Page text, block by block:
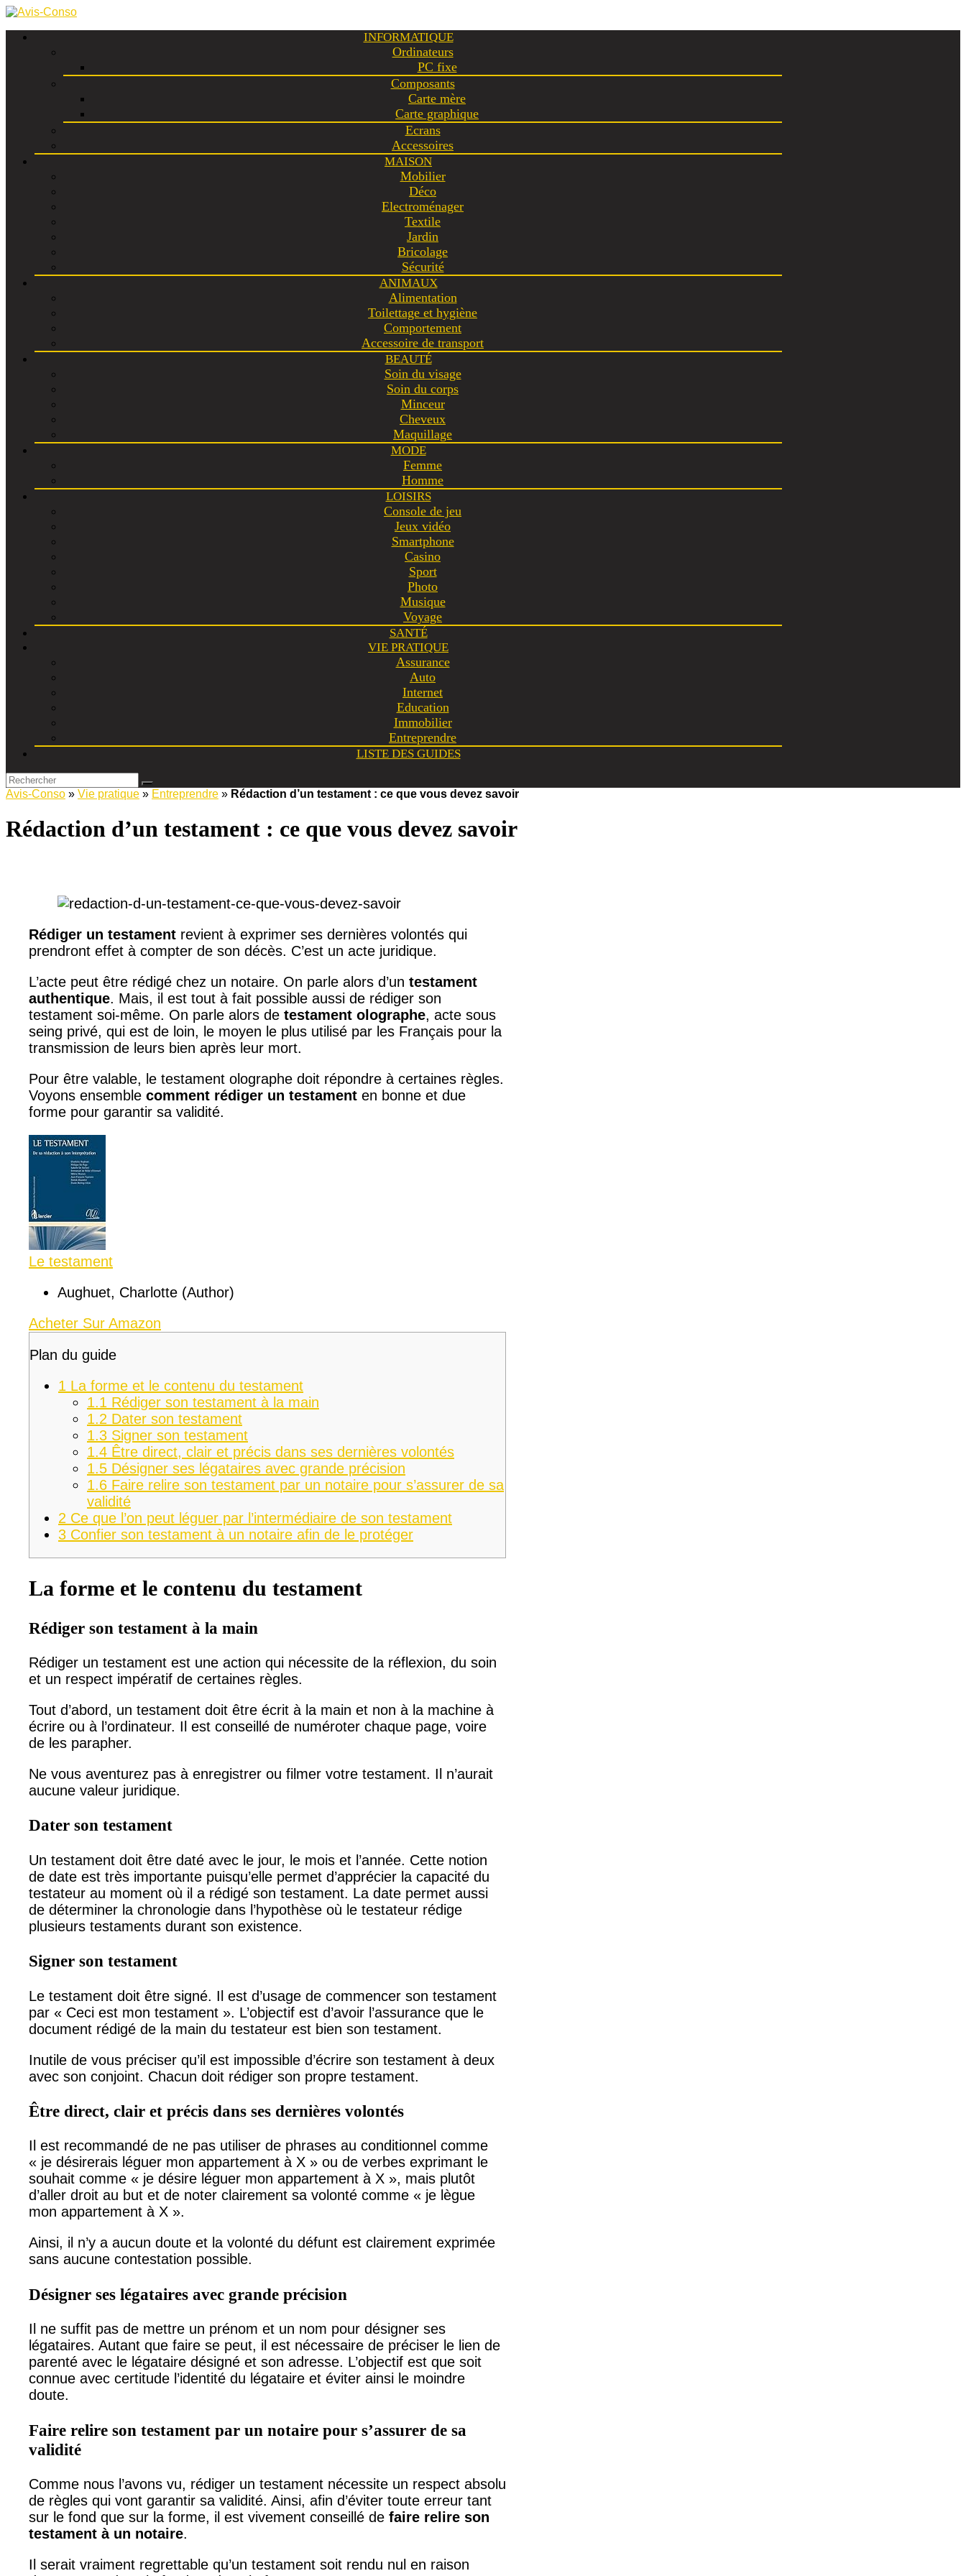
INFORMATIQUE
Ordinateurs
PC fixe
Composants
Carte mère
Carte graphique
Ecrans
Accessoires
MAISON
Mobilier
Déco
Electroménager
Textile
Jardin
Bricolage
Sécurité
ANIMAUX
Alimentation
Toilettage et hygiène
Comportement
Accessoire de transport
BEAUTÉ
Soin du visage
Soin du corps
Minceur
Cheveux
Maquillage
MODE
Femme
Homme
LOISIRS
Console de jeu
Jeux vidéo
Smartphone
Casino
Sport
Photo
Musique
Voyage
SANTÉ
VIE PRATIQUE
Assurance
Auto
Internet
Education
Immobilier
Entreprendre
LISTE DES GUIDES
Avis-Conso » Vie pratique » Entreprendre » Rédaction d’un testament : ce que vous devez savoir
Rédaction d’un testament : ce que vous devez savoir
Rédiger un testament revient à exprimer ses dernières volontés qui
prendront effet à compter de son décès. C’est un acte juridique.
L’acte peut être rédigé chez un notaire. On parle alors d’un testament
authentique. Mais, il est tout à fait possible aussi de rédiger son
testament soi-même. On parle alors de testament olographe, acte sous
seing privé, qui est de loin, le moyen le plus utilisé par les Français pour la
transmission de leurs bien après leur mort.
Pour être valable, le testament olographe doit répondre à certaines règles.
Voyons ensemble comment rédiger un testament en bonne et due
forme pour garantir sa validité.
Le testament
Aughuet, Charlotte (Author)
Acheter Sur Amazon
Plan du guide
1 La forme et le contenu du testament
1.1 Rédiger son testament à la main
1.2 Dater son testament
1.3 Signer son testament
1.4 Être direct, clair et précis dans ses dernières volontés
1.5 Désigner ses légataires avec grande précision
1.6 Faire relire son testament par un notaire pour s’assurer de sa
validité
2 Ce que l’on peut léguer par l’intermédiaire de son testament
3 Confier son testament à un notaire afin de le protéger
La forme et le contenu du testament
Rédiger son testament à la main
Rédiger un testament est une action qui nécessite de la réflexion, du soin
et un respect impératif de certaines règles.
Tout d’abord, un testament doit être écrit à la main et non à la machine à
écrire ou à l’ordinateur. Il est conseillé de numéroter chaque page, voire
de les parapher.
Ne vous aventurez pas à enregistrer ou filmer votre testament. Il n’aurait
aucune valeur juridique.
Dater son testament
Un testament doit être daté avec le jour, le mois et l’année. Cette notion
de date est très importante puisqu’elle permet d’apprécier la capacité du
testateur au moment où il a rédigé son testament. La date permet aussi
de déterminer la chronologie dans l’hypothèse où le testateur rédige
plusieurs testaments durant son existence.
Signer son testament
Le testament doit être signé. Il est d’usage de commencer son testament
par « Ceci est mon testament ». L’objectif est d’avoir l’assurance que le
document rédigé de la main du testateur est bien son testament.
Inutile de vous préciser qu’il est impossible d’écrire son testament à deux
avec son conjoint. Chacun doit rédiger son propre testament.
Être direct, clair et précis dans ses dernières volontés
Il est recommandé de ne pas utiliser de phrases au conditionnel comme
« je désirerais léguer mon appartement à X » ou de verbes exprimant le
souhait comme « je désire léguer mon appartement à X », mais plutôt
d’aller droit au but et de noter clairement sa volonté comme « je lègue
mon appartement à X ».
Ainsi, il n’y a aucun doute et la volonté du défunt est clairement exprimée
sans aucune contestation possible.
Désigner ses légataires avec grande précision
Il ne suffit pas de mettre un prénom et un nom pour désigner ses
légataires. Autant que faire se peut, il est nécessaire de préciser le lien de
parenté avec le légataire désigné et son adresse. L’objectif est que soit
connue avec certitude l’identité du légataire et éviter ainsi le moindre
doute.
Faire relire son testament par un notaire pour s’assurer de sa
validité
Comme nous l’avons vu, rédiger un testament nécessite un respect absolu
de règles qui vont garantir sa validité. Ainsi, afin d’éviter toute erreur tant
sur le fond que sur la forme, il est vivement conseillé de faire relire son
testament à un notaire.
Il serait vraiment regrettable qu’un testament soit rendu nul en raison